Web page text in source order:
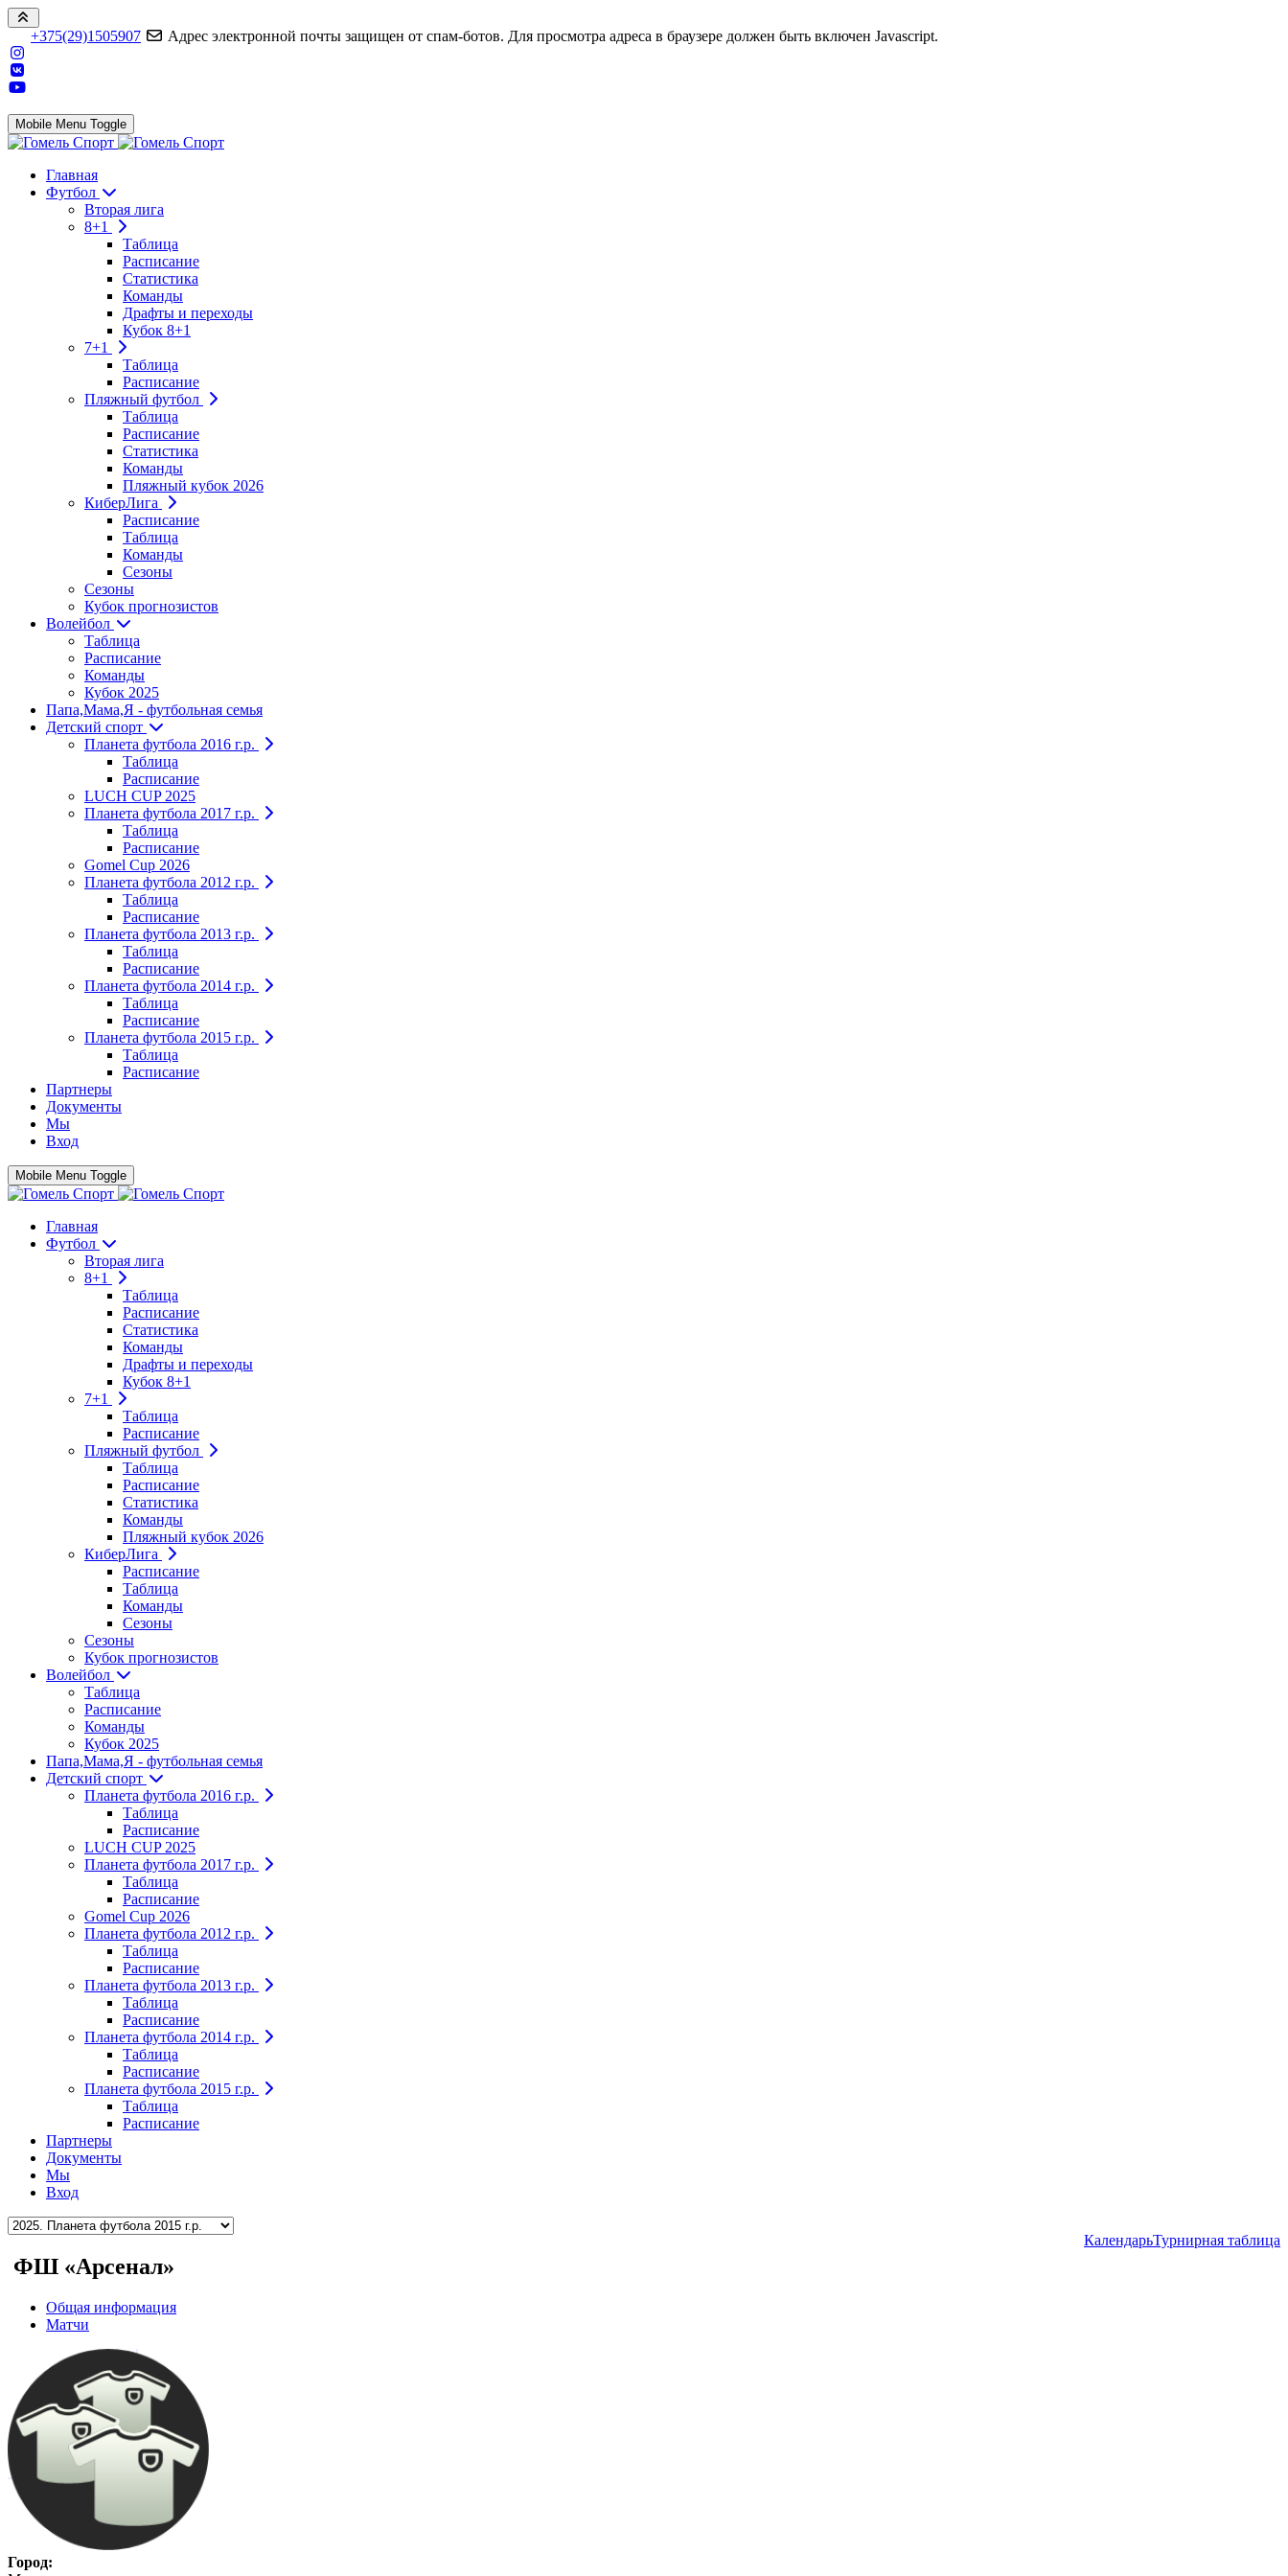
+375(29)1505907 Адрес электронной почты защищен от спам-ботов. Для просмотра адреса в браузере должен быть включен Javascript.
Mobile Menu Toggle
Главная
Футбол
Вторая лига
8+1
Таблица
Расписание
Статистика
Команды
Драфты и переходы
Кубок 8+1
7+1
Таблица
Расписание
Пляжный футбол
Таблица
Расписание
Статистика
Команды
Пляжный кубок 2026
КиберЛига
Расписание
Таблица
Команды
Сезоны
Сезоны
Кубок прогнозистов
Волейбол
Таблица
Расписание
Команды
Кубок 2025
Папа,Мама,Я - футбольная семья
Детский спорт
Планета футбола 2016 г.р.
Таблица
Расписание
LUCH CUP 2025
Планета футбола 2017 г.р.
Таблица
Расписание
Gomel Cup 2026
Планета футбола 2012 г.р.
Таблица
Расписание
Планета футбола 2013 г.р.
Таблица
Расписание
Планета футбола 2014 г.р.
Таблица
Расписание
Планета футбола 2015 г.р.
Таблица
Расписание
Партнеры
Документы
Мы
Вход
Mobile Menu Toggle
Главная
Футбол
Вторая лига
8+1
Таблица
Расписание
Статистика
Команды
Драфты и переходы
Кубок 8+1
7+1
Таблица
Расписание
Пляжный футбол
Таблица
Расписание
Статистика
Команды
Пляжный кубок 2026
КиберЛига
Расписание
Таблица
Команды
Сезоны
Сезоны
Кубок прогнозистов
Волейбол
Таблица
Расписание
Команды
Кубок 2025
Папа,Мама,Я - футбольная семья
Детский спорт
Планета футбола 2016 г.р.
Таблица
Расписание
LUCH CUP 2025
Планета футбола 2017 г.р.
Таблица
Расписание
Gomel Cup 2026
Планета футбола 2012 г.р.
Таблица
Расписание
Планета футбола 2013 г.р.
Таблица
Расписание
Планета футбола 2014 г.р.
Таблица
Расписание
Планета футбола 2015 г.р.
Таблица
Расписание
Партнеры
Документы
Мы
Вход
КалендарьТурнирная таблица
ФШ «Арсенал»
Общая информация
Матчи
Город: